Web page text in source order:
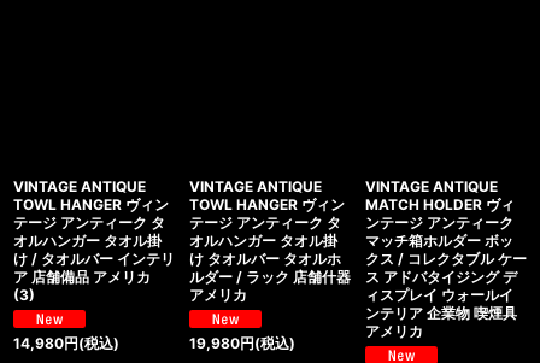
VINTAGE ANTIQUE
TOWL HANGER ヴィン
テージ アンティーク タ
オルハンガー タオル掛
け / タオルバー インテリ
ア 店舗備品 アメリカ
(3)
14,980円(税込)
VINTAGE ANTIQUE
TOWL HANGER ヴィン
テージ アンティーク タ
オルハンガー タオル掛
け タオルバー タオルホ
ルダー / ラック 店舗什器
アメリカ
19,980円(税込)
VINTAGE ANTIQUE
MATCH HOLDER ヴィ
ンテージ アンティーク
マッチ箱ホルダー ボッ
クス / コレクタブル ケー
ス アドバタイジング デ
ィスプレイ ウォールイ
ンテリア 企業物 喫煙具
アメリカ